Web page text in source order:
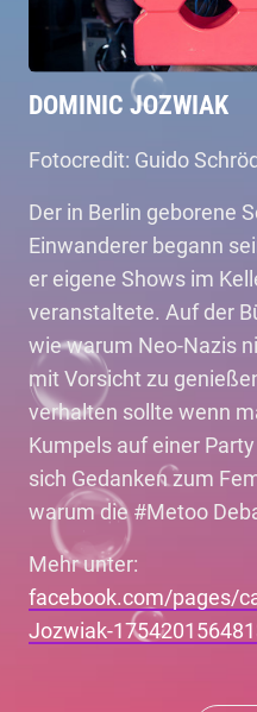
DOMINIC JOZWIAK
Fotocredit: Guido
Der in Berlin geborene
Einwanderer begann
er eigene Shows im
veranstaltete. Auf der
wie warum Neo-Nazis
mit Vorsicht zu
verhalten sollte wenn
Kumpels auf einer
sich Gedanken zum
warum die #Metoo
Mehr unter:
facebook.com/pages/
Jozwiak-